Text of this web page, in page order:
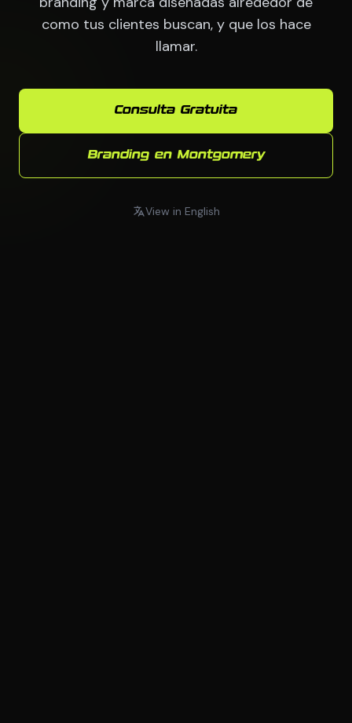
como tus clientes buscan, y que los hace
llamar.
Consulta Gratuita
Branding en Montgomery
View in English